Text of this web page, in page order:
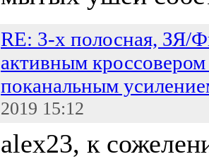
RE: 3-х полосная, ЗЯ/
активным
поканальным
2019 15:12
alex23, к